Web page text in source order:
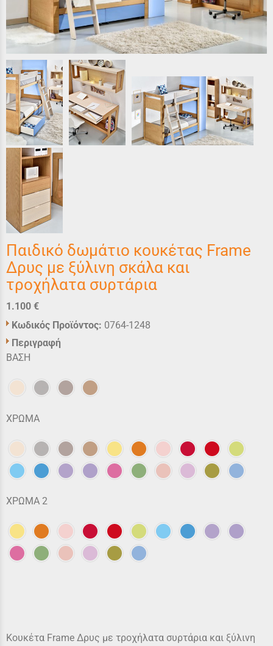
Παιδικό δωμάτιο κουκέτας Frame
Δρυς με ξύλινη σκάλα και
τροχήλατα συρτάρια
1.100 €
Κωδικός Προϊόντος: 0764-1248
Περιγραφή
ΒΑΣΗ
ΧΡΩΜΑ
ΧΡΩΜΑ 2
Κουκέτα Frame Δρυς με τροχήλατα συρτάρια και ξύλινη